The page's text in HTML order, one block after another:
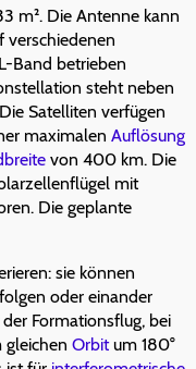
m². Die Antenne kann
verschiedenen
Band betrieben
steht neben
Die Satelliten verfügen
maximalen Auflösung
von 400 km. Die
mit
Die geplante
sie können
oder einander
Formationsflug, bei
Orbitum 180°